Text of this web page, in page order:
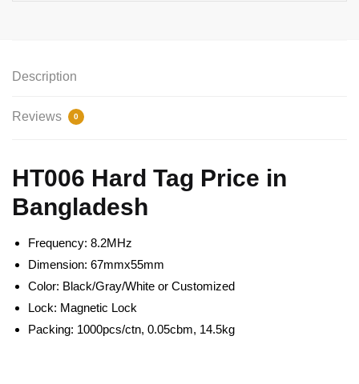
Description
Reviews 0
HT006 Hard Tag Price in
Bangladesh
Frequency: 8.2MHz
Dimension: 67mmx55mm
Color: Black/Gray/White or Customized
Lock: Magnetic Lock
Packing: 1000pcs/ctn, 0.05cbm, 14.5kg